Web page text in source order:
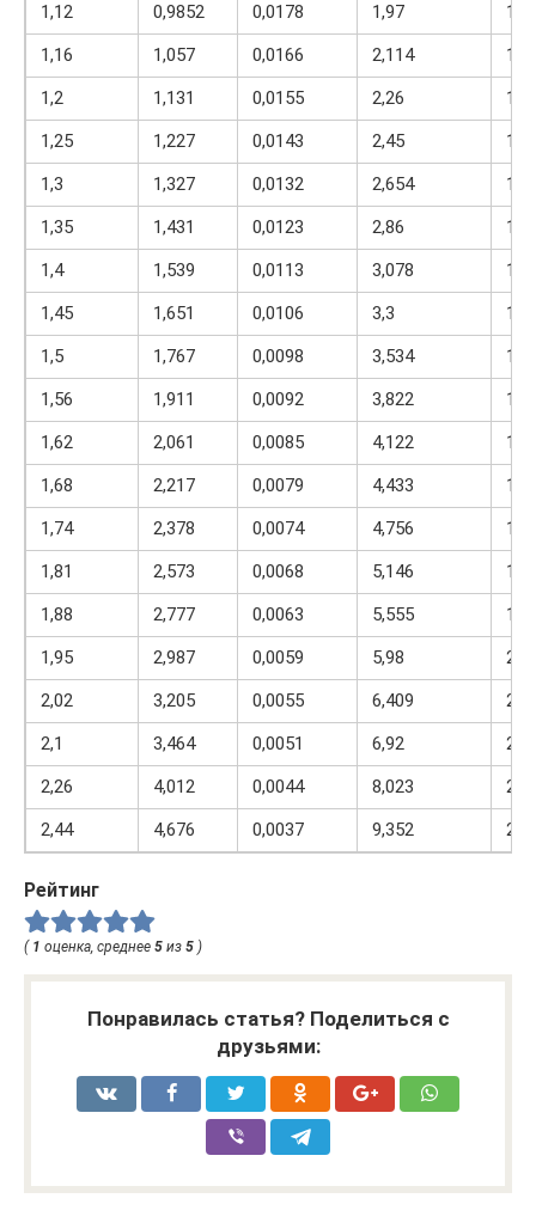
1,12
0,9852 0,0178 1,97
1,2
1,16
1,057 0,0166 2,114
1,2
1,131 0,0155 2,26
1,25
1,227 0,0143 2,45
1,3
1,327 0,0132 2,654
1,35
1,431 0,0123 2,86
1,4
1,539 0,0113 3,078
1,45
1,651 0,0106 3,3
1,5
1,767 0,0098 3,534
1,56
1,911 0,0092 3,822
1,62
2,061 0,0085 4,122
1,68
2,217 0,0079 4,433
1,74
2,378 0,0074 4,756
1,81
2,573 0,0068 5,146
1,9
1,88
2,777 0,0063 5,555
1,95
2,987 0,0059 5,98
2,02
3,205 0,0055 6,409
2,1
3,464 0,0051 6,92
2,2
2,26
4,012 0,0044 8,023
2,44
4,676 0,0037 9,352
Рейтинг
( 1 оценка, среднее 5 из 5 )
Понравилась статья? Поделиться с
друзьями: